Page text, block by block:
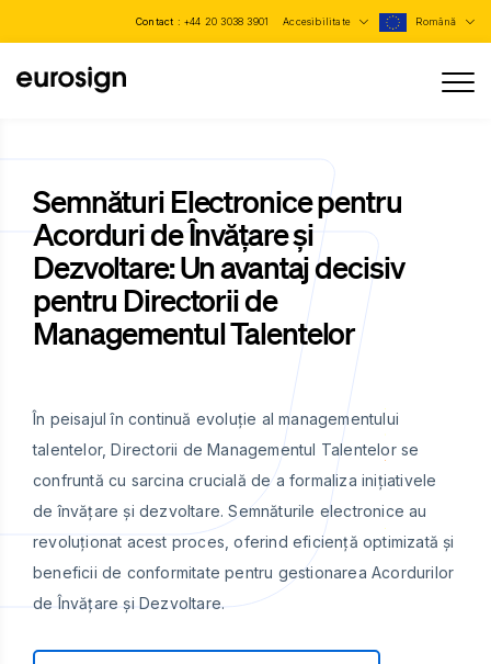
Contact : +44 20 3038 3901 Accesibilitate Română
Semnături Electronice pentru
Acorduri de Învățare și
Dezvoltare: Un avantaj decisiv
pentru Directorii de
Managementul Talentelor
În peisajul în continuă evoluție al managementului
talentelor, Directorii de Managementul Talentelor se
confruntă cu sarcina crucială de a formaliza inițiativele
de învățare și dezvoltare. Semnăturile electronice au
revoluționat acest proces, oferind eficiență optimizată și
beneficii de conformitate pentru gestionarea Acordurilor
de Învățare și Dezvoltare.